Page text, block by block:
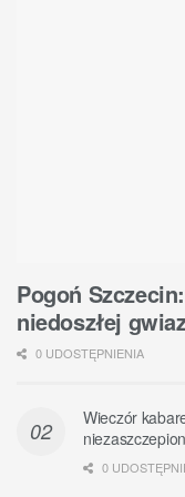
Pogoń
niedoszłej
0 UDOSTĘPNIENIA
Wieczór
0